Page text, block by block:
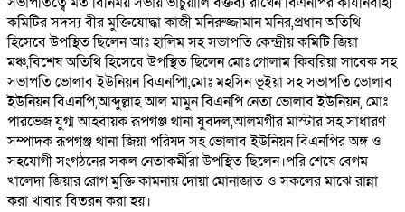
কমিটির সদস্য বীর মুক্তিযোদ্ধা কাজী মনিরুজ্জামান মনির,প্রধান অতিথি
হিসেবে উপস্থিত ছিলেন আঃ হালিম সহ সভাপতি কেন্দ্রীয় কমিটি জিয়া
মঞ্চ,বিশেষ অতিথি হিসেবে উপস্থিত ছিলেন মোঃ গোলাম কিবরিয়া সাবেক সহ
সভাপতি ভোলাব ইউনিয়ন বিএনপিা,মোঃ মহসিন ভূইয়া সহ সভাপতি ভোলাব
ইউনিয়ন বিএনপি,আব্দুল্লাহ আল মামুন বিএনপি নেতা ভোলাব ইউনিয়ন, মোঃ
পারভেজ যুগ্ম আহবায়ক রূপগঞ্জ থানা যুবদল,আলমগীর মাস্টার সহ সাধারণ
সম্পাদক রূপগঞ্জ থানা জিয়া পরিষদ সহ ভোলাব ইউনিয়ন বিএনপির অঙ্গ ও
সহযোগী সংগঠনের সকল নেতাকর্মীরা উপস্থিত ছিলেন।পরি শেষে বেগম
খালেদা জিয়ার রোগ মুক্তি কামনায় দোয়া মোনাজাত ও সকলের মাঝে রান্না
করা খাবার বিতরন করা হয়।